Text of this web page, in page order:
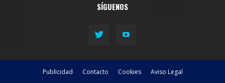
SÍGUENOS
Publicidad Contacto Cookies Aviso Legal